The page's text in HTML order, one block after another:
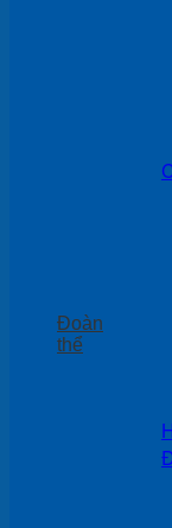
Đoàn
thể